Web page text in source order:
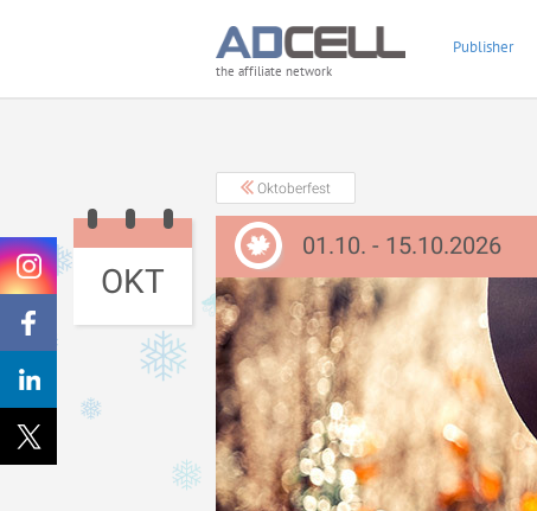
the affiliate network
Publisher
OKT
Oktoberfest
01.10. - 15.10.2026